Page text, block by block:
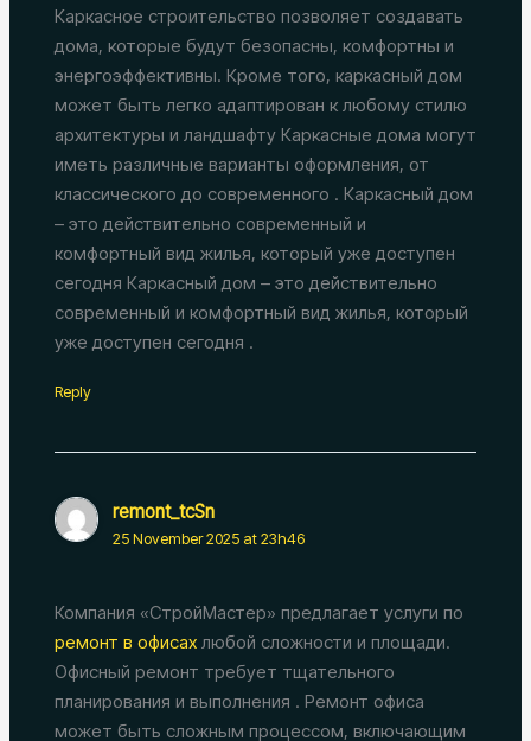
Каркасное строительство позволяет создавать
дома, которые будут безопасны, комфортны и
энергоэффективны. Кроме того, каркасный дом
может быть легко адаптирован к любому стилю
архитектуры и ландшафту Каркасные дома могут
иметь различные варианты оформления, от
классического до современного . Каркасный дом
– это действительно современный и
комфортный вид жилья, который уже доступен
сегодня Каркасный дом – это действительно
современный и комфортный вид жилья, который
уже доступен сегодня .
Reply
remont_tcSn
25 November 2025 at 23h46
Компания «СтройМастер» предлагает услуги по
ремонт в офисахлюбой сложности и площади.
Офисный ремонт требует тщательного
планирования и выполнения . Ремонт офиса
может быть сложным процессом, включающим